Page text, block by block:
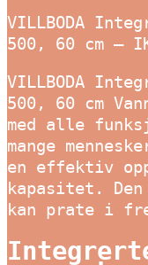
VILLBODA
500, 60 cm –
VILLBODA
500, 60 cm
med alle
mange
en effektiv
kapasitet.
kan prate i